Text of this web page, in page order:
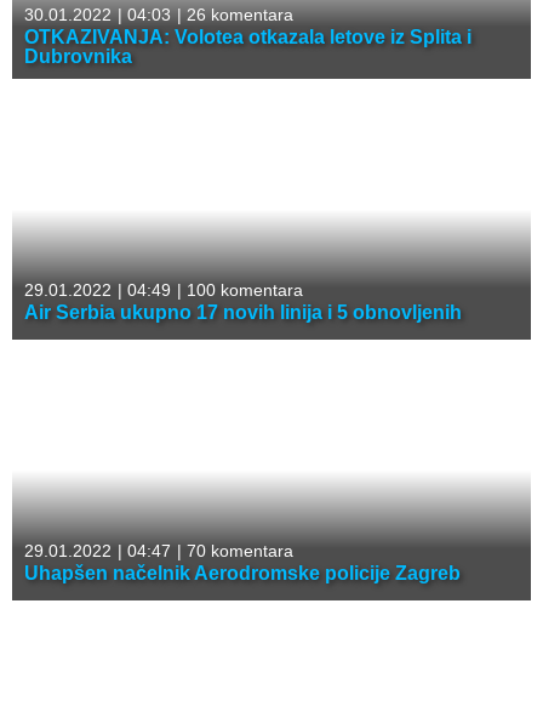
30.01.2022 |04:03 |26 komentara
OTKAZIVANJA: Volotea otkazala letove iz Splita i
Dubrovnika
29.01.2022 | 04:49 | 100 komentara
Air Serbia ukupno 17 novih linija i 5 obnovljenih
29.01.2022 | 04:47 | 70 komentara
Uhapšen načelnik Aerodromske policije Zagreb